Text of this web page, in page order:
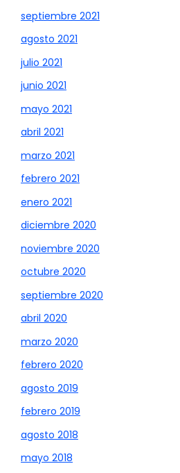
septiembre 2021
agosto 2021
julio 2021
junio 2021
mayo 2021
abril 2021
marzo 2021
febrero 2021
enero 2021
diciembre 2020
noviembre 2020
octubre 2020
septiembre 2020
abril 2020
marzo 2020
febrero 2020
agosto 2019
febrero 2019
agosto 2018
mayo 2018